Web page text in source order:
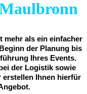
mehr als ein einfacher
der Planung bis
Ihres Events.
der Logistik sowie
erstellen Ihnen hierfür